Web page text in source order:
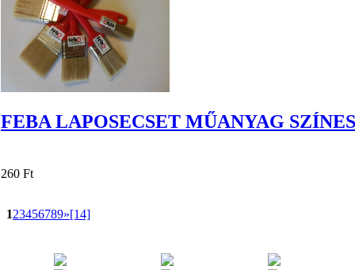
FEBA LAPOSECSET MŰANYAG
260 Ft
123456789»[14]